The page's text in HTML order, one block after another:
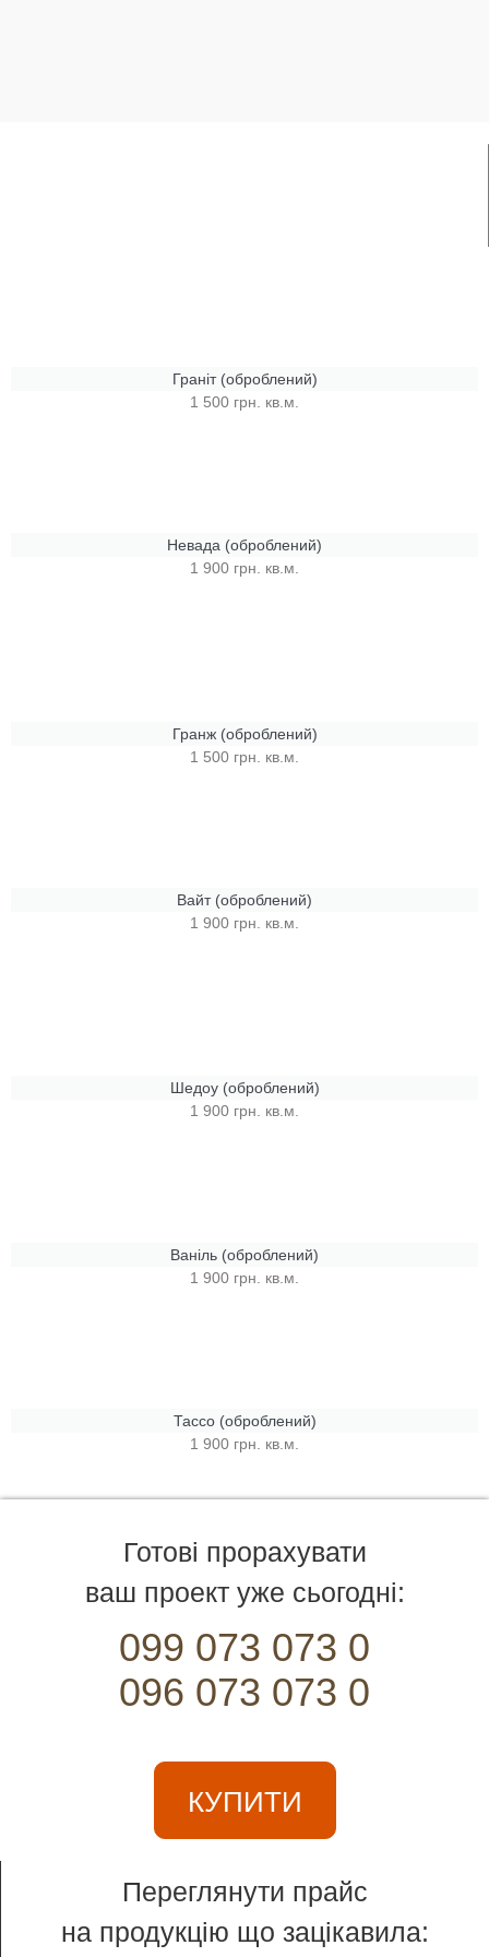
Граніт (оброблений)
1 500 грн. кв.м.
Невада (оброблений)
1 900 грн. кв.м.
Гранж (оброблений)
1 500 грн. кв.м.
Вайт (оброблений)
1 900 грн. кв.м.
Шедоу (оброблений)
1 900 грн. кв.м.
Ваніль (оброблений)
1 900 грн. кв.м.
Тассо (оброблений)
1 900 грн. кв.м.
Готові прорахувати
ваш проект уже сьогодні:
099 073 073 0
096 073 073 0
КУПИТИ
Переглянути прайс
на продукцію що зацікавила: